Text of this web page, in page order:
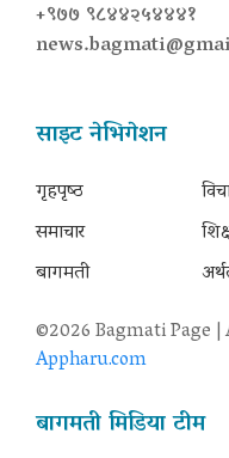
+९७७ ९८४४२५४४४१
साइट नेभिगेशन
गृहपृष्‍ठ
समाचार
बागमती
©2026 Bagmati Page
Appharu.com
बागमती मिडिया टीम